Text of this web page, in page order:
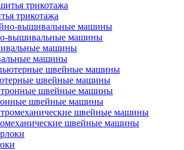
трикотажа
вышивальные машины
машины
швейные машины
швейные машины
швейные машины